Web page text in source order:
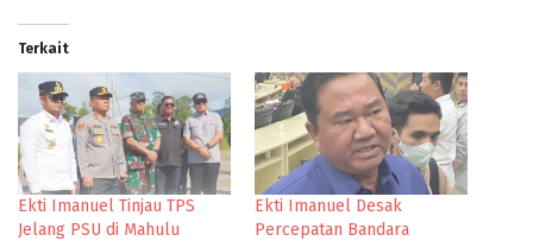
Terkait
Ekti Imanuel Tinjau TPS
Jelang PSU di Mahulu
Ekti Imanuel Desak
Percepatan Bandara